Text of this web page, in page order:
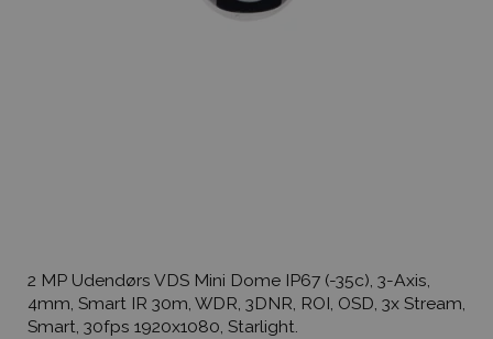
2 MP Udendørs VDS Mini Dome IP67 (-35c), 3-Axis,
4mm, Smart IR 30m, WDR, 3DNR, ROI, OSD, 3x Stream,
Smart, 30fps 1920x1080, Starlight.